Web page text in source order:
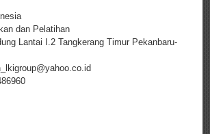
dan Pelatihan
Lantai I.2 Tangkerang Timur Pekanbaru-